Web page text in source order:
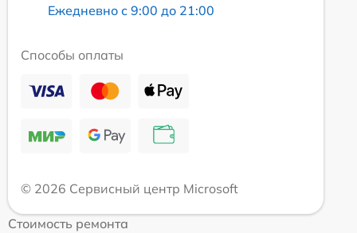
Ежедневно с 9:00 до 21:00
Способы оплаты
© 2026 Сервисный центр Microsoft
Стоимость ремонта